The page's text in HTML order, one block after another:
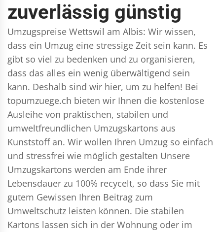
zuverlässig günstig
Umzugspreise Wettswil am Albis: Wir wissen,
dass ein Umzug eine stressige Zeit sein kann. Es
gibt so viel zu bedenken und zu organisieren,
dass das alles ein wenig überwältigend sein
kann. Deshalb sind wir hier, um zu helfen! Bei
topumzuege.ch bieten wir Ihnen die kostenlose
Ausleihe von praktischen, stabilen und
umweltfreundlichen Umzugskartons aus
Kunststoff an. Wir wollen Ihren Umzug so einfach
und stressfrei wie möglich gestalten Unsere
Umzugskartons werden am Ende ihrer
Lebensdauer zu 100% recycelt, so dass Sie mit
gutem Gewissen Ihren Beitrag zum
Umweltschutz leisten können. Die stabilen
Kartons lassen sich in der Wohnung oder im